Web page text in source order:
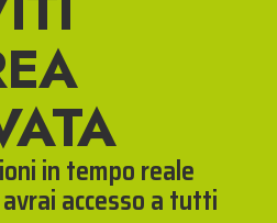
in tempo reale
accesso a tutti